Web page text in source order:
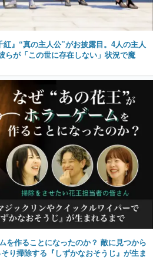
紅』“真の主人公”がお披露目。4人の主人
らが「この世に存在しない」状況で魔
を作ることになったのか？ 敵に見つから
り掃除する『しずかなおそうじ』が生ま